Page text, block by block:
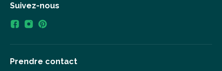
Suivez-nous
Prendre contact